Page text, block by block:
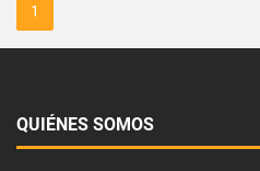
1
QUIÉNES SOMOS